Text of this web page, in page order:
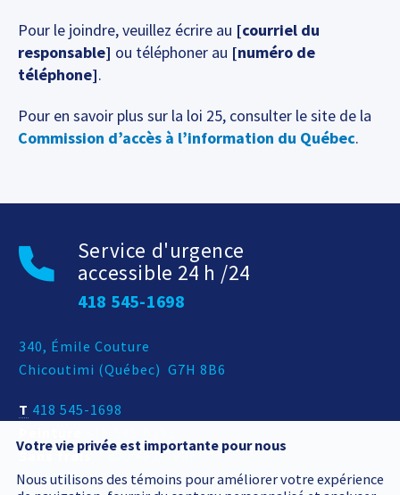
Pour le joindre, veuillez écrire au [courriel du
responsable] ou téléphoner au [numéro de
téléphone].
Pour en savoir plus sur la loi 25, consulter le site de la
Commission d’accès à l’information du Québec.
Service d'urgence
accessible 24 h /24
418 545-1698
Adresse postale
340, Émile Couture
Chicoutimi (Québec) G7H 8B6
T 418 545-1698
Sans frais 1 800 463-7906
Votre vie privée est importante pour nous
Nous utilisons des témoins pour améliorer votre expérience